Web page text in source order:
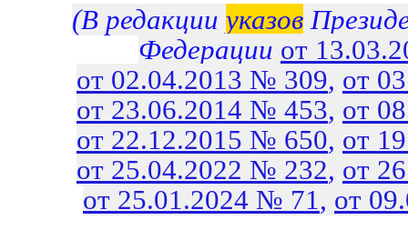
(В редакции указов
Федерации от
от 02.04.2013 № 309, от
от 23.06.2014 № 453, от
от 22.12.2015 № 650, от
от 25.04.2022 № 232, от
от 25.01.2024 № 71, от